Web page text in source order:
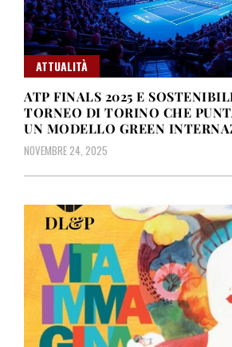
ATTUALITÀ
ATP FINALS 2025 E
TORNEO DI TORINO CHE
UN MODELLO GREEN
NOVEMBRE 24, 2025